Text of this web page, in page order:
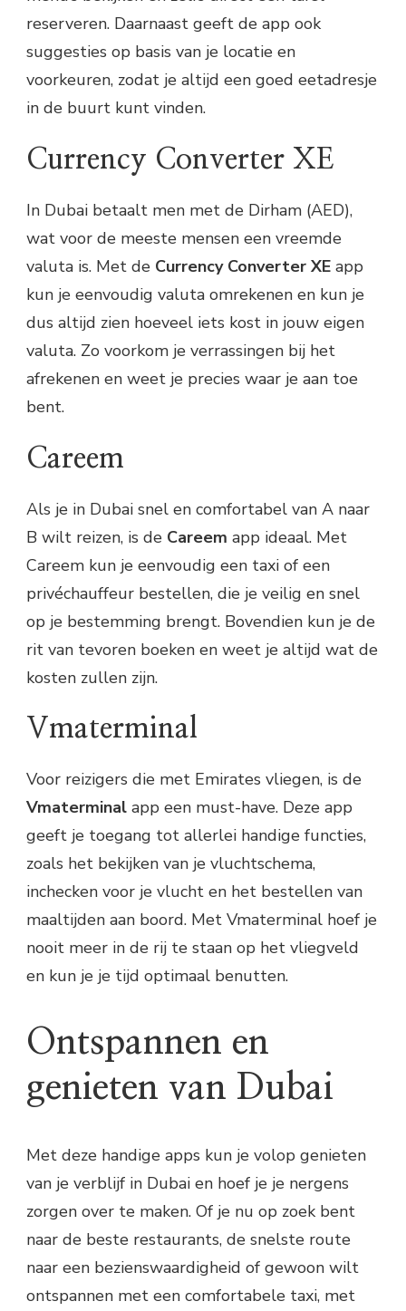
reserveren. Daarnaast geeft de app ook
suggesties op basis van je locatie en
voorkeuren, zodat je altijd een goed eetadresje
in de buurt kunt vinden.
Currency Converter XE
In Dubai betaalt men met de Dirham (AED),
wat voor de meeste mensen een vreemde
valuta is. Met de Currency Converter XE app
kun je eenvoudig valuta omrekenen en kun je
dus altijd zien hoeveel iets kost in jouw eigen
valuta. Zo voorkom je verrassingen bij het
afrekenen en weet je precies waar je aan toe
bent.
Careem
Als je in Dubai snel en comfortabel van A naar
B wilt reizen, is de Careem app ideaal. Met
Careem kun je eenvoudig een taxi of een
privéchauffeur bestellen, die je veilig en snel
op je bestemming brengt. Bovendien kun je de
rit van tevoren boeken en weet je altijd wat de
kosten zullen zijn.
Vmaterminal
Voor reizigers die met Emirates vliegen, is de
Vmaterminal app een must-have. Deze app
geeft je toegang tot allerlei handige functies,
zoals het bekijken van je vluchtschema,
inchecken voor je vlucht en het bestellen van
maaltijden aan boord. Met Vmaterminal hoef je
nooit meer in de rij te staan op het vliegveld
en kun je je tijd optimaal benutten.
Ontspannen en
genieten van Dubai
Met deze handige apps kun je volop genieten
van je verblijf in Dubai en hoef je je nergens
zorgen over te maken. Of je nu op zoek bent
naar de beste restaurants, de snelste route
naar een bezienswaardigheid of gewoon wilt
ontspannen met een comfortabele taxi, met